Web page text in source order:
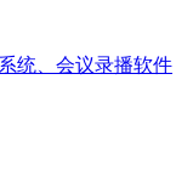
统、会议录播软件